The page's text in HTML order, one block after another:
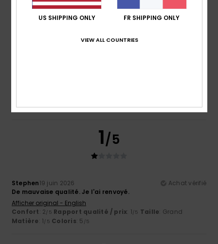
4
Je recommande ce produit
1/5
Stephen19 juin 2026
Achat vérifié
De mauvaise qualité. Je l'ai renvoyé.
Afficher original - English
Confort: 2/5 Rapport qualité / prix: 1/5 Taille: Grand
Matière: 1/5 Coloris: 5 /5
US SHIPPING ONLY FR SHIPPING ONLY
VIEW ALL COUNTRIES